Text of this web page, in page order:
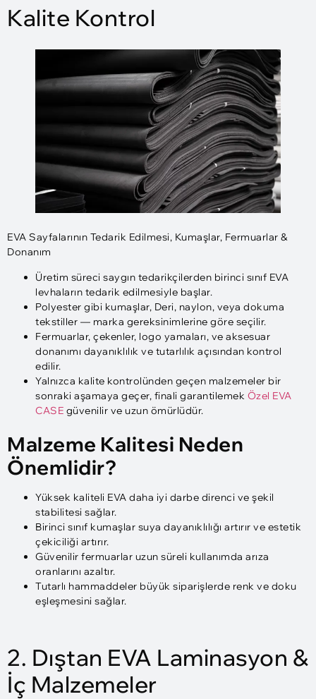
Kalite Kontrol
EVA Sayfalarının Tedarik Edilmesi, Kumaşlar, Fermuarlar &
Donanım
Üretim süreci saygın tedarikçilerden birinci sınıf EVA
levhaların tedarik edilmesiyle başlar.
Polyester gibi kumaşlar, Deri, naylon, veya dokuma
tekstiller — marka gereksinimlerine göre seçilir.
Fermuarlar, çekenler, logo yamaları, ve aksesuar
donanımı dayanıklılık ve tutarlılık açısından kontrol
edilir.
Yalnızca kalite kontrolünden geçen malzemeler bir
sonraki aşamaya geçer, finali garantilemek Özel EVA
CASE güvenilir ve uzun ömürlüdür.
Malzeme Kalitesi Neden
Önemlidir?
Yüksek kaliteli EVA daha iyi darbe direnci ve şekil
stabilitesi sağlar.
Birinci sınıf kumaşlar suya dayanıklılığı artırır ve estetik
çekiciliği artırır.
Güvenilir fermuarlar uzun süreli kullanımda arıza
oranlarını azaltır.
Tutarlı hammaddeler büyük siparişlerde renk ve doku
eşleşmesini sağlar.
2. Dıştan EVA Laminasyon &
İç Malzemeler